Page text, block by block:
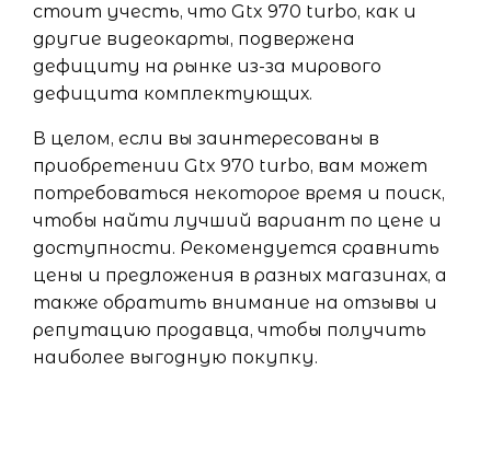
стоит учесть, что Gtx 970 turbo, как и
другие видеокарты, подвержена
дефициту на рынке из-за мирового
дефицита комплектующих.
В целом, если вы заинтересованы в
приобретении Gtx 970 turbo, вам может
потребоваться некоторое время и поиск,
чтобы найти лучший вариант по цене и
доступности. Рекомендуется сравнить
цены и предложения в разных магазинах, а
также обратить внимание на отзывы и
репутацию продавца, чтобы получить
наиболее выгодную покупку.